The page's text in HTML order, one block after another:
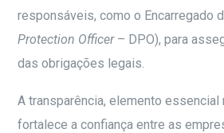
responsáveis, como o Encarregado
Protection Officer – DPO), para
das obrigações legais.
A transparência, elemento essencial
fortalece a confiança entre as